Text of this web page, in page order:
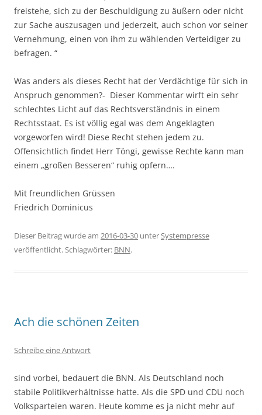
freistehe, sich zu der Beschuldigung zu äußern oder nicht
zur Sache auszusagen und jederzeit, auch schon vor seiner
Vernehmung, einen von ihm zu wählenden Verteidiger zu
befragen. “
Was anders als dieses Recht hat der Verdächtige für sich in
Anspruch genommen?- Dieser Kommentar wirft ein sehr
schlechtes Licht auf das Rechtsverständnis in einem
Rechtsstaat. Es ist völlig egal was dem Angeklagten
vorgeworfen wird! Diese Recht stehen jedem zu.
Offensichtlich findet Herr Töngi, gewisse Rechte kann man
einem „großen Besseren“ ruhig opfern….
Mit freundlichen Grüssen
Friedrich Dominicus
Dieser Beitrag wurde am 2016-03-30 unterSystempresse
veröffentlicht. Schlagwörter: BNN.
Ach die schönen Zeiten
Schreibe eine Antwort
sind vorbei, bedauert die BNN. Als Deutschland noch
stabile Politikverhältnisse hatte. Als die SPD und CDU noch
Volksparteien waren. Heute komme es ja nicht mehr auf